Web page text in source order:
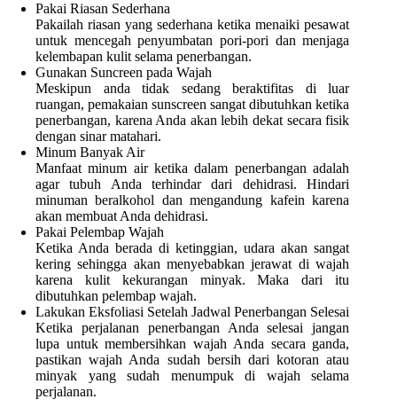
Pakai Riasan Sederhana
Pakailah riasan yang sederhana ketika menaiki pesawat
untuk mencegah penyumbatan pori-pori dan menjaga
kelembapan kulit selama penerbangan.
Gunakan Suncreen pada Wajah
Meskipun anda tidak sedang beraktifitas di luar
ruangan, pemakaian sunscreen sangat dibutuhkan ketika
penerbangan, karena Anda akan lebih dekat secara fisik
dengan sinar matahari.
Minum Banyak Air
Manfaat minum air ketika dalam penerbangan adalah
agar tubuh Anda terhindar dari dehidrasi. Hindari
minuman beralkohol dan mengandung kafein karena
akan membuat Anda dehidrasi.
Pakai Pelembap Wajah
Ketika Anda berada di ketinggian, udara akan sangat
kering sehingga akan menyebabkan jerawat di wajah
karena kulit kekurangan minyak. Maka dari itu
dibutuhkan pelembap wajah.
Lakukan Eksfoliasi Setelah Jadwal Penerbangan Selesai
Ketika perjalanan penerbangan Anda selesai jangan
lupa untuk membersihkan wajah Anda secara ganda,
pastikan wajah Anda sudah bersih dari kotoran atau
minyak yang sudah menumpuk di wajah selama
perjalanan.